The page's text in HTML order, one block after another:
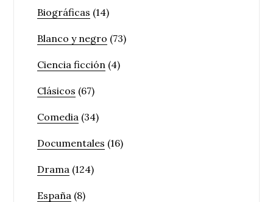
Biográficas (14)
Blanco y negro (73)
Ciencia ficción (4)
Clásicos (67)
Comedia (34)
Documentales (16)
Drama (124)
España (8)